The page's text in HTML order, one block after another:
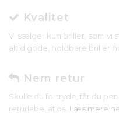
Kvalitet
Vi sælger kun briller, som vi
altid gode, holdbare briller
Nem retur
Skulle du fortryde, får du
returlabel af os. Læs mere